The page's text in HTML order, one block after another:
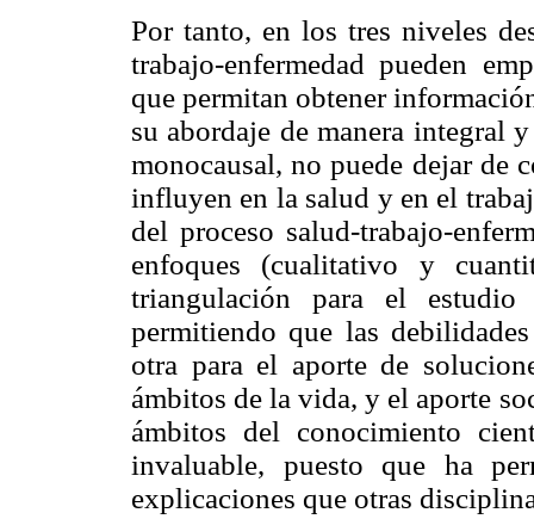
Por tanto, en los tres niveles
trabajo-enfermedad pueden
que permitan obtener
su abordaje de manera integral
monocausal, no puede dejar de
influyen en la salud y en el
del proceso salud-trabajo-
enfoques (cualitativo y
triangulación para el
permitiendo que las
otra para el aporte de
ámbitos de la vida, y el aporte
ámbitos del conocimiento
invaluable, puesto que ha
explicaciones que otras